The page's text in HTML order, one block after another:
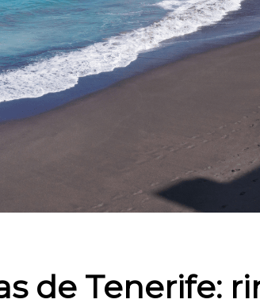
de Tenerife: